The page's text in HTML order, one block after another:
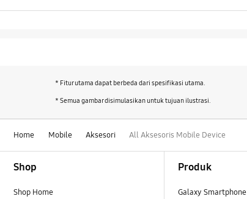
* Fitur utama dapat berbeda dari spesifikasi utama.
* Semua gambar disimulasikan untuk tujuan ilustrasi.
Home Mobile Aksesori All Aksesoris Mobile Device
Shop
Shop Home
Produk
Galaxy Smartphone